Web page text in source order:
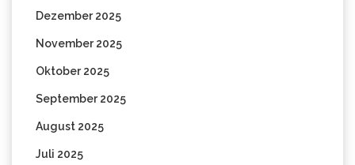
Dezember 2025
November 2025
Oktober 2025
September 2025
August 2025
Juli 2025